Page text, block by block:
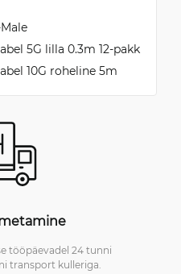
5G lilla 0.3m 12-pakk
10G roheline 5m
tööpäevadel 24 tunni
transport kulleriga.